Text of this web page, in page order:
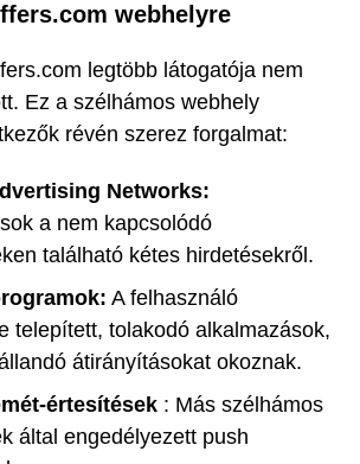
webhelyre
legtöbb látogatója nem
Ez a szélhámos webhely
révén szerez forgalmat:
Networks:
a nem kapcsolódó
található kétes hirdetésekről.
A felhasználó
telepített, tolakodó alkalmazások,
átirányításokat okoznak.
értesítések : Más szélhámos
által engedélyezett push